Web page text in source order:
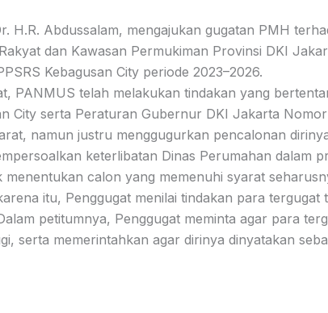
H.R. Abdussalam, mengajukan gugatan PMH
dan Kawasan Permukiman Provinsi DKI
Kebagusan City periode 2023–2026.
PANMUS telah melakukan tindakan yang
City serta Peraturan Gubernur DKI Jakarta
namun justru menggugurkan pencalonan
keterlibatan Dinas Perumahan dalam
calon yang memenuhi syarat
itu, Penggugat menilai tindakan para
petitumnya, Penggugat meminta agar para
serta memerintahkan agar dirinya dinyatakan